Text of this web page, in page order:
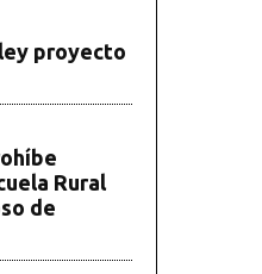
proyecto
Rural
de